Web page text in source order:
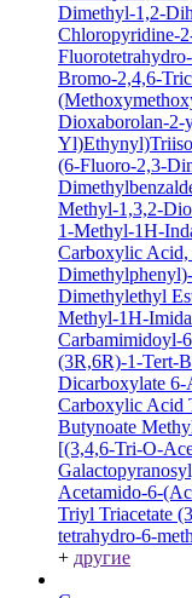
Dimethyl-1,2-
Chloropyridine-
Bromo-2,4,6-
Dioxaborolan-2-
(6-Fluoro-2,3-
Methyl-1,3,2-
1-Methyl-1H-
Carboxylic
Dimethylethyl
Methyl-1H-
Carbamimidoyl-
(3R,6R)-1-Tert-
Dicarboxylate 6-
Carboxylic Acid
Butynoate
[(3,4,6-Tri-O-
Acetamido-6-
Triyl Triacetate
tetrahydro-6-
+ другие